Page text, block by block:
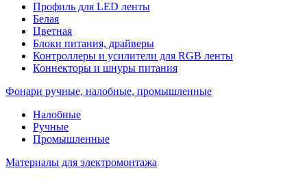
Профиль для LED ленты
Белая
Цветная
Блоки питания, драйверы
Контроллеры и усилители для RGB ленты
Коннекторы и шнуры питания
Фонари ручные, налобные, промышленные
Налобные
Ручные
Промышленные
Материалы для электромонтажа